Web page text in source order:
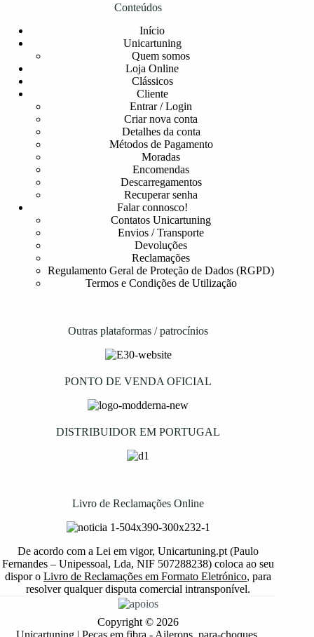
Conteúdos
Início
Unicartuning
Quem somos
Loja Online
Clássicos
Cliente
Entrar / Login
Criar nova conta
Detalhes da conta
Métodos de Pagamento
Moradas
Encomendas
Descarregamentos
Recuperar senha
Falar connosco!
Contatos Unicartuning
Envios / Transporte
Devoluções
Reclamações
Regulamento Geral de Proteção de Dados (RGPD)
Termos e Condições de Utilização
Outras plataformas / patrocínios
PONTO DE VENDA OFICIAL
DISTRIBUIDOR EM PORTUGAL
Livro de Reclamações Online
De acordo com a Lei em vigor, Unicartuning.pt (Paulo
Fernandes – Unipessoal, Lda, NIF 507288238) coloca ao seu
dispor oLivro de Reclamações em Formato Eletrónico, para
resolver qualquer disputa comercial intransponível.
Copyright © 2026
Unicartuning | Peças em fibra - Ailerons, para-choques,